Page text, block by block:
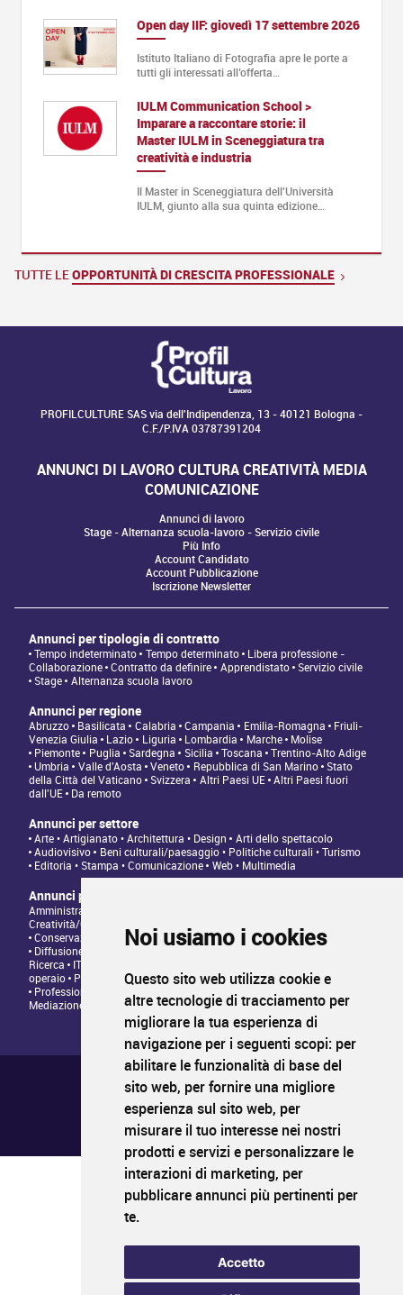
Noi usiamo i cookies
Questo sito web utilizza cookie e
altre tecnologie di tracciamento per
migliorare la tua esperienza di
navigazione per i seguenti scopi: per
abilitare le funzionalità di base del
sito web, per fornire una migliore
esperienza sul sito web, per
misurare il tuo interesse nei nostri
prodotti e servizi e personalizzare le
interazioni di marketing, per
pubblicare annunci più pertinenti per
te.
Accetto
Open day IIF: giovedì 17 settembre 2026
Istituto Italiano di Fotografia apre le porte a
tutti gli interessati all’offerta…
IULM Communication School >
Imparare a raccontare storie: il
Master IULM in Sceneggiatura tra
creatività e industria
Il Master in Sceneggiatura dell'Università
IULM, giunto alla sua quinta edizione…
TUTTE LEOPPORTUNITÀ DI CRESCITA PROFESSIONALE
PROFILCULTURE SAS via dell'Indipendenza, 13 - 40121 Bologna -
C.F./P.IVA 03787391204
ANNUNCI DI LAVORO CULTURA CREATIVITÀ MEDIA
COMUNICAZIONE
Annunci di lavoro
Stage - Alternanza scuola-lavoro - Servizio civile
Più Info
Account Candidato
Account Pubblicazione
Iscrizione Newsletter
Annunci per tipologia di contratto
Tempo indeterminato Tempo determinato
Libera professione -
Collaborazione
Contratto da definire Apprendistato
Servizio civile
Stage
Alternanza scuola lavoro
Annunci per regione
Abruzzo Basilicata Calabria Campania Emilia-Romagna
Friuli-
Venezia Giulia
Lazio Liguria Lombardia Marche
Molise
Piemonte
Puglia Sardegna Sicilia Toscana
Trentino-Alto Adige
Umbria
Valle d'Aosta Veneto Repubblica di San Marino
Stato
della Città del Vaticano
Svizzera Altri Paesi UE
Altri Paesi fuori
dall'UE
Da remoto
Annunci per settore
Arte • Artigianato • Architettura • Design
Arti dello spettacolo
Audiovisivo
Beni culturali/paesaggio • Politiche culturali • Turismo
Editoria • Stampa • Comunicazione Web • Multimedia
Annunci per tipologia di professione
Amministrazione • Direzione • Legale
Creatività/Grafica
Conservazione/Tutela/Valorizzazione Patrimonio Culturale
Diffusione/Distribuzione • Commerciale/Fundraising
Ricerca
IT/Programmazione web
operaio
Produzione/Programmazione • Project management
Professioni Editoriali • Giornalismo
Relazioni con il Pubblico •
Mediazione
Chi siamo ?
Condizioni generali di utilizzo
Informativa sulla privacy
Mappa del sito
FAQ pubblicazione
PROFIL CULTURA
Il primo sito di impiego nei settori della cultura